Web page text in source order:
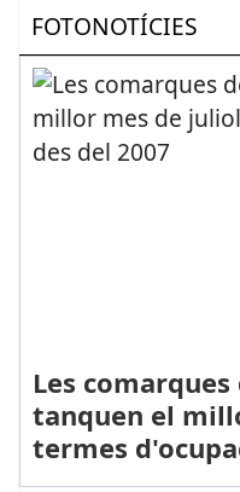
FOTONOTÍCIES
Les
tanquen el
termes